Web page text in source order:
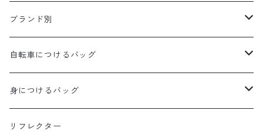
ブランド別
aldr works
B3
Baby Legs Bags
自転車につけるバッグ
WALD 用バッグ
ハンドルバーバッグ
身につけるバッグ
ヒップバッグ
リフレクター